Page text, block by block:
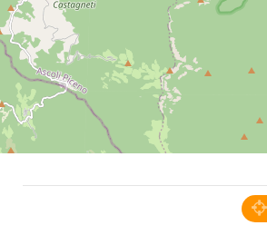
BED AND BREAKFAST